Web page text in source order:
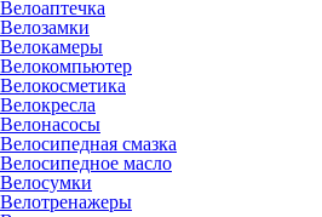
Велоаптечка
Велозамки
Велокамеры
Велокомпьютер
Велокосметика
Велокресла
Велонасосы
Велосипедная смазка
Велосипедное масло
Велосумки
Велотренажеры